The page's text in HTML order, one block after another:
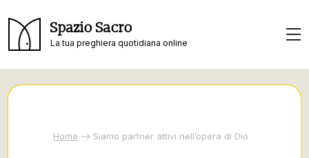
Spazio Sacro
La tua preghiera quotidiana online
Home Siamo partner attivi nell’opera di Dio